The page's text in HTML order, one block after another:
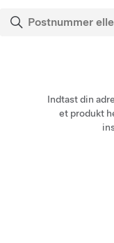
Indtast din
et produkt